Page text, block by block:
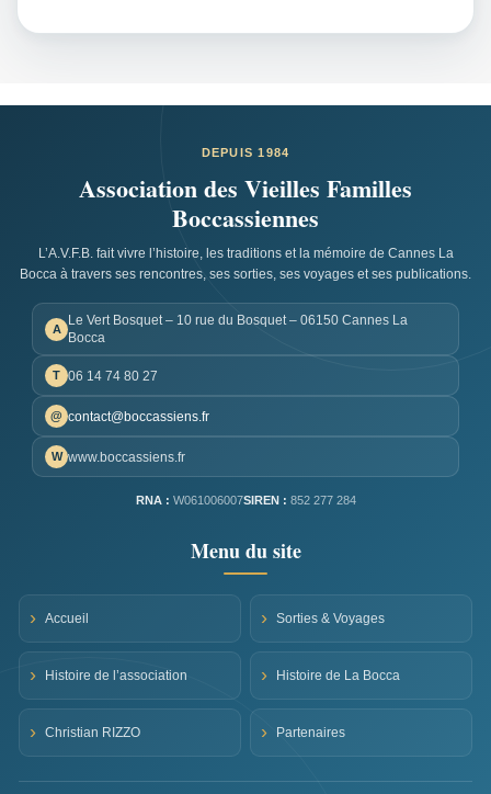
DEPUIS 1984
Association des Vieilles Familles
Boccassiennes
L’A.V.F.B. fait vivre l’histoire, les traditions et la mémoire de Cannes La
Bocca à travers ses rencontres, ses sorties, ses voyages et ses publications.
A
Le Vert Bosquet – 10 rue du Bosquet – 06150 Cannes La
Bocca
T 06 14 74 80 27
@ contact@boccassiens.fr
W www.boccassiens.fr
RNA : W061006007SIREN : 852 277 284
Menu du site
Accueil Sorties & Voyages
Histoire de l’association Histoire de La Bocca
Christian RIZZO Partenaires